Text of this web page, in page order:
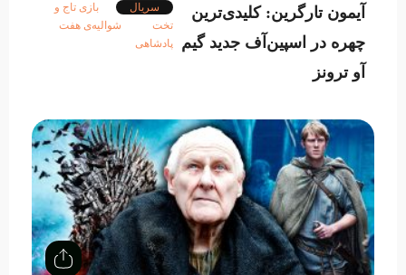
آیمون تارگرین: کلیدی‌ترین
چهره در اسپین‌آف جدید گیم
آو ترونز
سریال
بازی تاج و
تخت
شوالیه‌ی هفت
پادشاهی